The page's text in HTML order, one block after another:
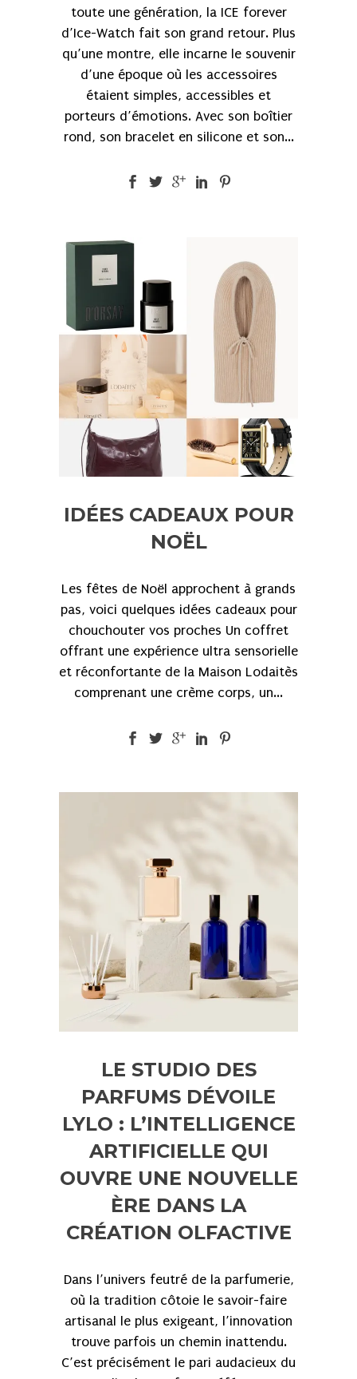
toute une génération, la ICE forever
d’Ice-Watch fait son grand retour. Plus
qu’une montre, elle incarne le souvenir
d’une époque où les accessoires
étaient simples, accessibles et
porteurs d’émotions. Avec son boîtier
rond, son bracelet en silicone et son...
IDÉES CADEAUX POUR
NOËL
Les fêtes de Noël approchent à grands
pas, voici quelques idées cadeaux pour
chouchouter vos proches Un coffret
offrant une expérience ultra sensorielle
et réconfortante de la Maison Lodaitès
comprenant une crème corps, un...
LE STUDIO DES
PARFUMS DÉVOILE
LYLO : L’INTELLIGENCE
ARTIFICIELLE QUI
OUVRE UNE NOUVELLE
ÈRE DANS LA
CRÉATION OLFACTIVE
Dans l’univers feutré de la parfumerie,
où la tradition côtoie le savoir-faire
artisanal le plus exigeant, l’innovation
trouve parfois un chemin inattendu.
C’est précisément le pari audacieux du